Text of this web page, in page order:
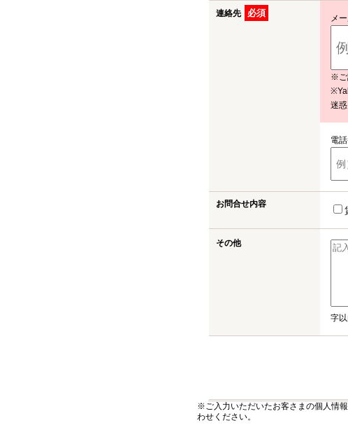
連絡先 必須 メ
※ご
迷
電
お問合せ内容
その他
字以
※ご入力いただいたお客さまの個人情報
わせください。